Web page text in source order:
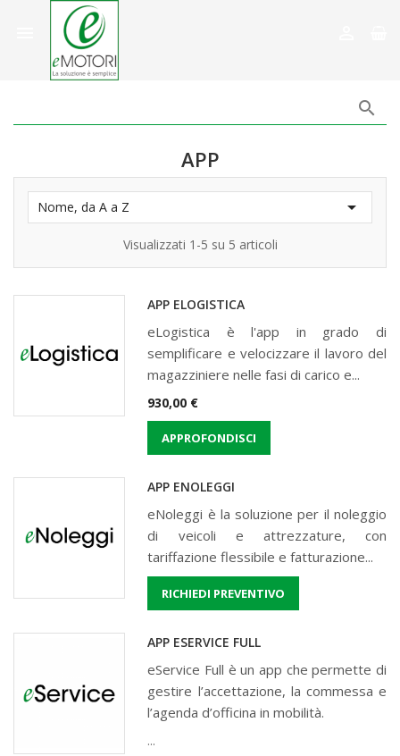

APP
Nome, da A a Z 
Visualizzati 1-5 su 5 articoli
APP ELOGISTICA
eLogistica è l'app in grado di
semplificare e velocizzare il lavoro del
magazziniere nelle fasi di carico e...
Prezzo
930,00 €
APPROFONDISCI
APP ENOLEGGI
eNoleggi è la soluzione per il noleggio
di veicoli e attrezzature, con
tariffazione flessibile e fatturazione...
RICHIEDI PREVENTIVO
APP ESERVICE FULL
eService Full è un app che permette di
gestire l’accettazione, la commessa e
l’agenda d’officina in mobilità.
...